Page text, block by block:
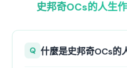
史邦奇OCs的人生
Q 什麼是史邦奇OCs的